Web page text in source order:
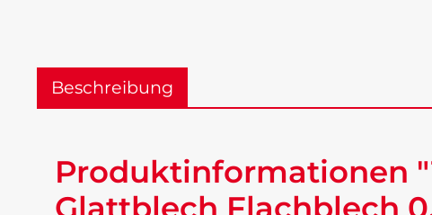
Beschreibung
Produktinformationen